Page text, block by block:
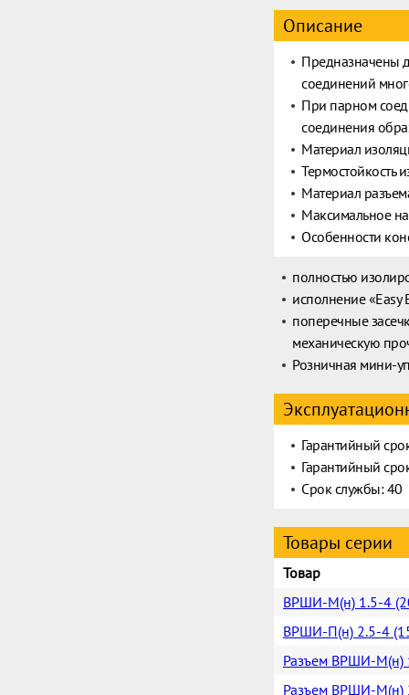
Описание
Предназначены
соединений
При парном
соединения
Материал
Термостойкость
Материал
Максимальное
Особенности
полностью
исполнение «Easy
поперечные
механическую
Розничная мини-
Гарантийный
Гарантийный
Срок службы: 40
Товары серии
Товар
ВРШИ-М(н) 1.5-4
ВРШИ-П(н) 2.5-4
Разъем ВРШИ-М(н)
Разъем ВРШИ-М(н)